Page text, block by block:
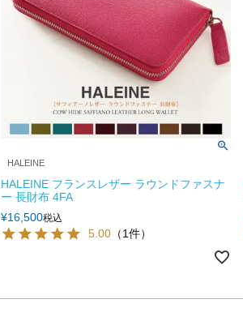
HALEINE
HALEINE フランスレザー ラウンドファスナ
ー 長財布 4FA
¥16,500税込
5.00 （1件）